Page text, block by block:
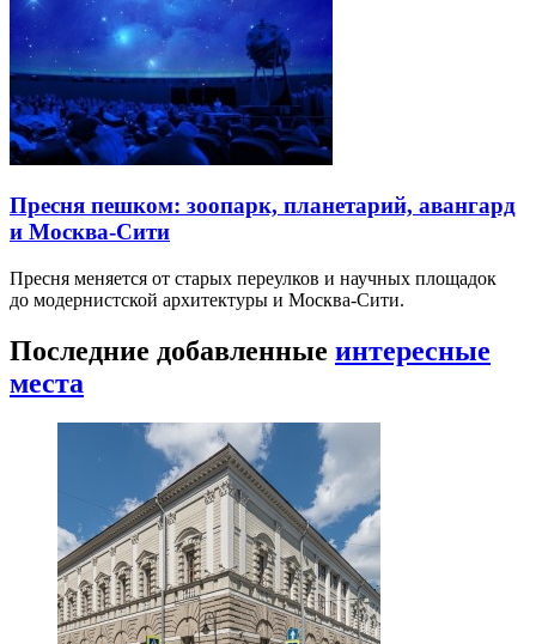
Пресня пешком: зоопарк, планетарий, авангард
и Москва-Сити
Пресня меняется от старых переулков и научных площадок
до модернистской архитектуры и Москва-Сити.
Последние добавленные интересные
места